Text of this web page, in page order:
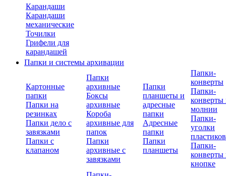
Карандаши
Карандаши
механические
Точилки
Грифели для
карандашей
Папки и системы архивации
Картонные
папки
Папки на
резинках
Папки дело с
завязками
Папки с
клапаном
Папки
архивные
Боксы
архивные
Короба
архивные для
папок
Папки
архивные с
завязками
Папки
планшеты и
адресные
папки
Адресные
папки
Папки
планшеты
Папки-
конверты
Папки-
конверты
молнии
Папки-
уголки
Папки-
конверты
кнопке